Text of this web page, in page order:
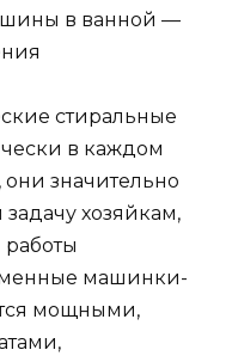
в ванной —
стиральные
в каждом
значительно
хозяйкам,
машинки-
мощными,